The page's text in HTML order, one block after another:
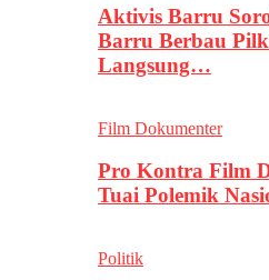
Aktivis Barru
Barru Berbau
Langsung…
Film Dokumenter
Pro Kontra Film
Tuai Polemik
Politik